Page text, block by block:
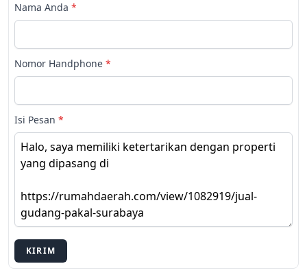
Nama Anda *
Nomor Handphone *
Isi Pesan *
KIRIM